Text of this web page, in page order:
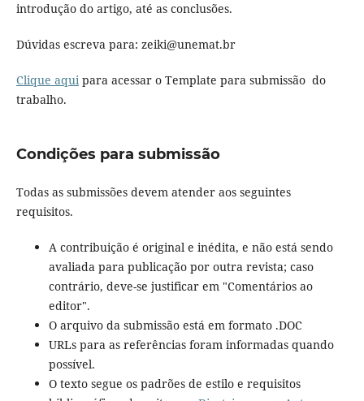
introdução do artigo, até as conclusões.
Dúvidas escreva para: zeiki@unemat.br
Clique aquipara acessar o Template para submissão do
trabalho.
Condições para submissão
Todas as submissões devem atender aos seguintes
requisitos.
A contribuição é original e inédita, e não está sendo
avaliada para publicação por outra revista; caso
contrário, deve-se justificar em "Comentários ao
editor".
O arquivo da submissão está em formato .DOC
URLs para as referências foram informadas quando
possível.
O texto segue os padrões de estilo e requisitos